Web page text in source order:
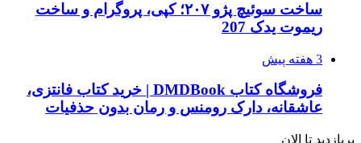
ساخت سوئیچ پژو ۲۰۷؛ کپی، پروگرام و ساخت
ریموت یدک 207
3 هفته پیش
فروشگاه کتاب DMDBook | خرید کتاب فانتزی،
عاشقانه، دارک رومنس و رمان بدون حذفیات
پربازدید تا الان